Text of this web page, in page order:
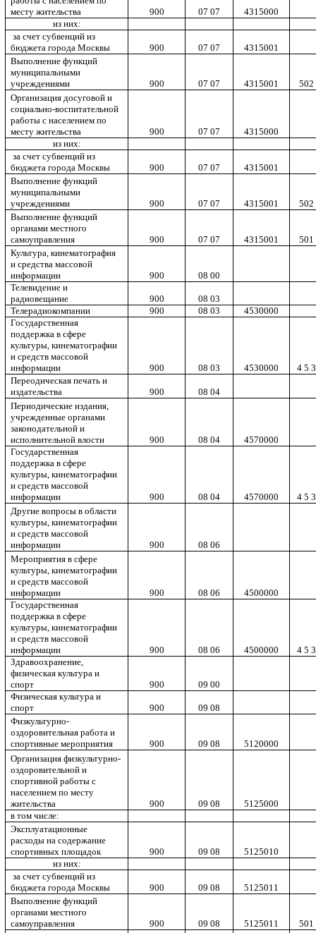
месту жительства
900 07 07
4315000
из них:
за счет субвенций из
бюджета города Москвы
900 07 07
4315001
Выполнение функций
муниципальными
учреждениями
900 07 07 4315001
502
Организация досуговой и
социально-воспитательной
работы с населением по
месту жительства
900 07 07
4315000
из них:
за счет субвенций из
бюджета города Москвы
900 07 07
4315001
Выполнение функций
муниципальными
учреждениями
900 07 07 4315001
502
Выполнение функций
органами местного
самоуправления
900 07 07 4315001
501
Культура, кинематография
и средства массовой
информации
900
08 00
Телевидение и
радиовещание
900
08 03
Телерадиокомпании
900 08 03
4530000
Государственная
поддержка в сфере
культуры, кинематографии
и средств массовой
информации
900 08 03 4530000
4 5 3
Переодическая печать и
издательства
900
08 04
Периодические издания,
учрежденные органами
законодательной и
исполнительной влости
900 08 04
4570000
Государственная
поддержка в сфере
культуры, кинематографии
и средств массовой
информации
900 08 04 4570000
4 5 3
Другие вопросы в области
культуры, кинематографии
и средств массовой
информации
900
08 06
Мероприятия в сфере
культуры, кинематографии
и средств массовой
информации
900 08 06
4500000
Государственная
поддержка в сфере
культуры, кинематографии
и средств массовой
информации
900 08 06 4500000
4 5 3
Здравоохранение,
физическая культура и
спорт
900
09 00
Физическая культура и
спорт
900
09 08
Физкультурно-
оздоровительная работа и
спортивные мероприятия
900 09 08
5120000
Организация физкультурно-
оздоровительной и
спортивной работы с
населением по месту
жительства
900 09 08
5125000
в том числе:
Эксплуатационные
расходы на содержание
спортивных площадок
900 09 08
5125010
из них:
за счет субвенций из
бюджета города Москвы
900 09 08
5125011
Выполнение функций
органами местного
самоуправления
900 09 08 5125011
501